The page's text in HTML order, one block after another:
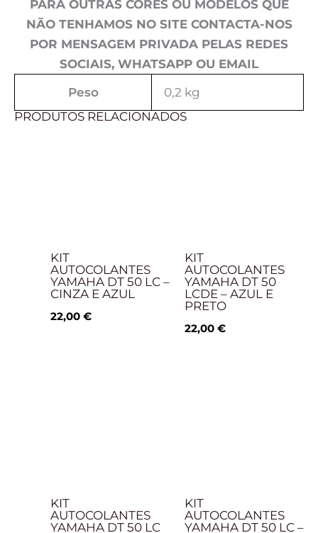
PARA OUTRAS CORES OU MODELOS QUE
NÃO TENHAMOS NO SITE CONTACTA-NOS
POR MENSAGEM PRIVADA PELAS REDES
SOCIAIS, WHATSAPP OU EMAIL
Peso
0,2 kg
PRODUTOS RELACIONADOS
KIT
AUTOCOLANTES
YAMAHA DT 50 LC –
CINZA E AZUL
22,00 €
KIT
AUTOCOLANTES
YAMAHA DT 50
LCDE – AZUL E
PRETO
22,00 €
KIT
AUTOCOLANTES
YAMAHA DT 50 LC
KIT
AUTOCOLANTES
YAMAHA DT 50 LC –